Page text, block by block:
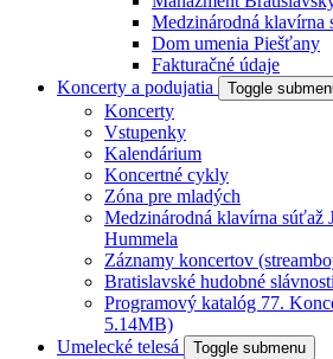
Medzinárodná klavírna
Dom umenia Piešťany
Fakturačné údaje
Koncerty a podujatia
Toggle
Koncerty
Vstupenky
Kalendárium
Koncertné cykly
Zóna pre mladých
Medzinárodná klavírna súťaž
Hummela
Záznamy koncertov
Bratislavské hudobné slávnosti
Programový katalóg 77.
5.14MB)
Umelecké telesá
Toggle submenu